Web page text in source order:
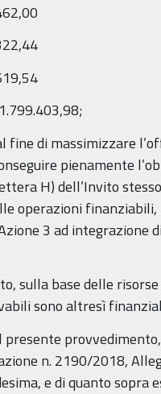
fine di massimizzare
pienamente
H) dell’Invito
operazioni
3 ad
sulla base delle
sono altresì
presente
n. 2190/2018,
e di quanto sopra